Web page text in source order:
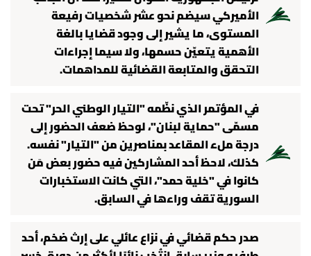
الأميركي سيضم نحو عشر شخصيات رفيعة
المستوى، ما يشير إلى وجود قضايا بالغة
الأهمية يتعيّن حسمها، ولا سيما إجراءات
التحقق والمتابعة القضائية للمداهمات.
في المؤتمر الذي نظّمه "التيار الوطني الحر" تحت
مسمّى "حماية لبنان"، لوحظ ضعف الحضور إلى
درجة ملء المقاعد بمناصرين من "التيار" نفسه.
كذلك، لاحظ أحد المشاركين فيه حضور بعض مَن
كانوا في "خلية حمد"، التي كانت الاستخبارات
السورية تقف وراءها في السابق.
صدر حكم قضائي في نزاع عائلي على إرث ضخم، أحد